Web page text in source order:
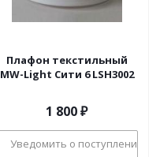
Плафон текстильный
MW-Light Сити 6 LSH3002
1 800₽
Уведомить о поступлении